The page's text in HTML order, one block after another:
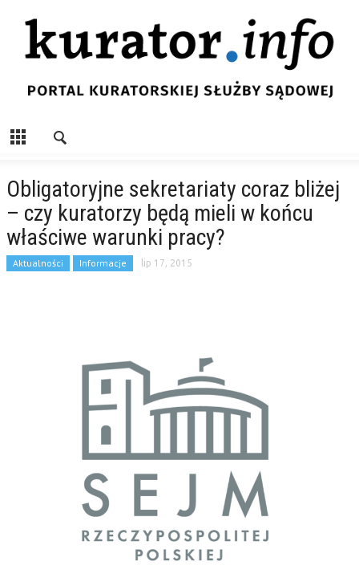
Obligatoryjne sekretariaty coraz bliżej
– czy kuratorzy będą mieli w końcu
właściwe warunki pracy?
Aktualności Informacje lip 17, 2015